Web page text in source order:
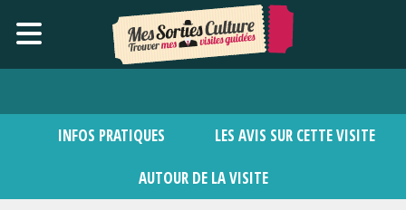
INFOS PRATIQUES LES AVIS SUR CETTE VISITE
AUTOUR DE LA VISITE